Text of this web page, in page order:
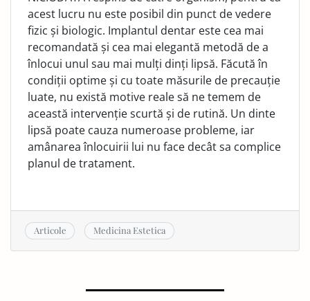
acest lucru nu este posibil din punct de vedere
fizic și biologic. Implantul dentar este cea mai
recomandată și cea mai elegantă metodă de a
înlocui unul sau mai mulți dinți lipsă. Făcută în
condiții optime și cu toate măsurile de precauție
luate, nu există motive reale să ne temem de
această intervenție scurtă și de rutină. Un dinte
lipsă poate cauza numeroase probleme, iar
amânarea înlocuirii lui nu face decât sa complice
planul de tratament.
Articole Medicina Estetica